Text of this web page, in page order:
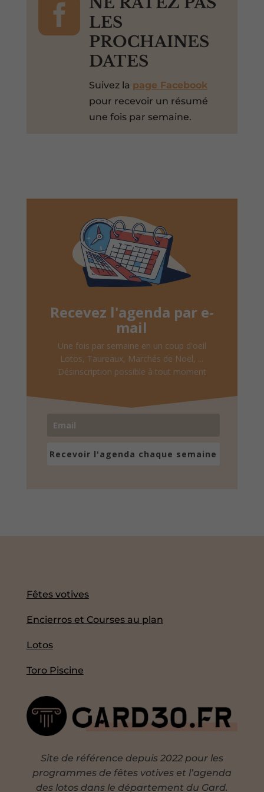

LES
PROCHAINES
DATES
Suivez la page Facebook
pour recevoir un résumé
une fois par semaine.
Recevez l'agenda par e-
mail
Une fois par semaine en un coup d'oeil
Lotos, Taureaux, Marchés de Noël, ...
Désinscription possible à tout moment
Recevoir l'agenda chaque semaine
Fêtes votives
Encierros et Courses au plan
Lotos
Toro Piscine
Site de référence depuis 2022 pour les
programmes de fêtes votives et l’agenda
des lotos dans le département du Gard.